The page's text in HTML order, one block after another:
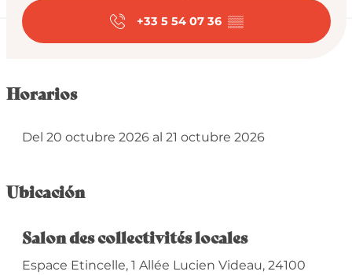
+33 5 54 07 36 ▒▒
Horarios
Del 20 octubre 2026 al 21 octubre 2026
Ubicación
Salon des collectivités locales
Espace Etincelle, 1 Allée Lucien Videau, 24100